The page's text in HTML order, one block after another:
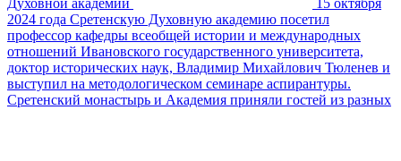
2024 года Сретенскую Духовную академию посетил
профессор кафедры всеобщей истории и международных
отношений Ивановского государственного университета,
доктор исторических наук, Владимир Михайлович Тюленев и
выступил на методологическом семинаре аспирантуры.
Сретенский монастырь и Академия приняли гостей из разных